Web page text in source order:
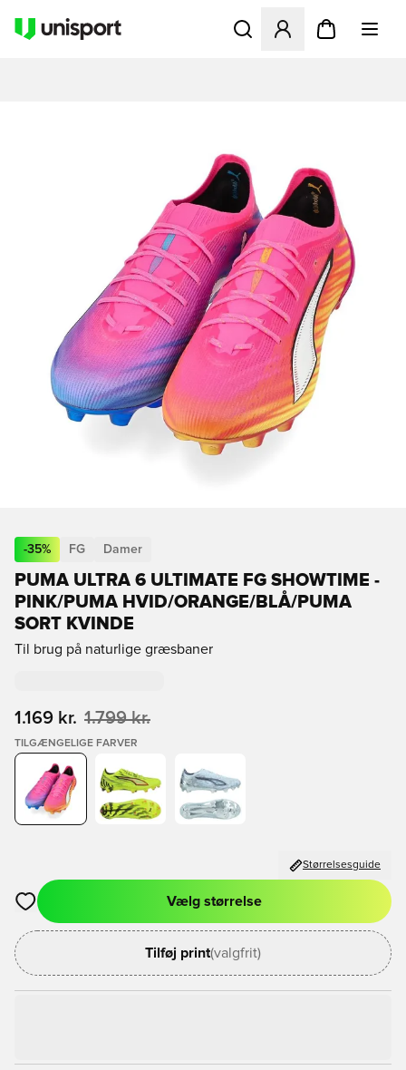
Åbner en Modal til at
-35% FG Damer
PUMA ULTRA 6 ULTIMATE FG SHOWTIME -
PINK/PUMA HVID/ORANGE/BLÅ/PUMA
SORT KVINDE
Til brug på naturlige græsbaner
1.169 kr. 1.799 kr.
TILGÆNGELIGE FARVER
Størrelsesguide
Åbner en Modal til at logge ind eller tilmelde dig som medlem
Vælg størrelse
Tilføj print(valgfrit)